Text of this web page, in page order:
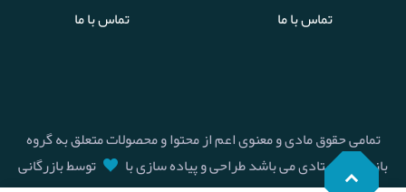
تماس با ما
تماس با ما
تمامی حقوق مادی و معنوی اعم از محتوا و محصولات متعلق به گروه
بازرگانی استادی می باشد طراحی و پیاده سازی با
توسط بازرگانی